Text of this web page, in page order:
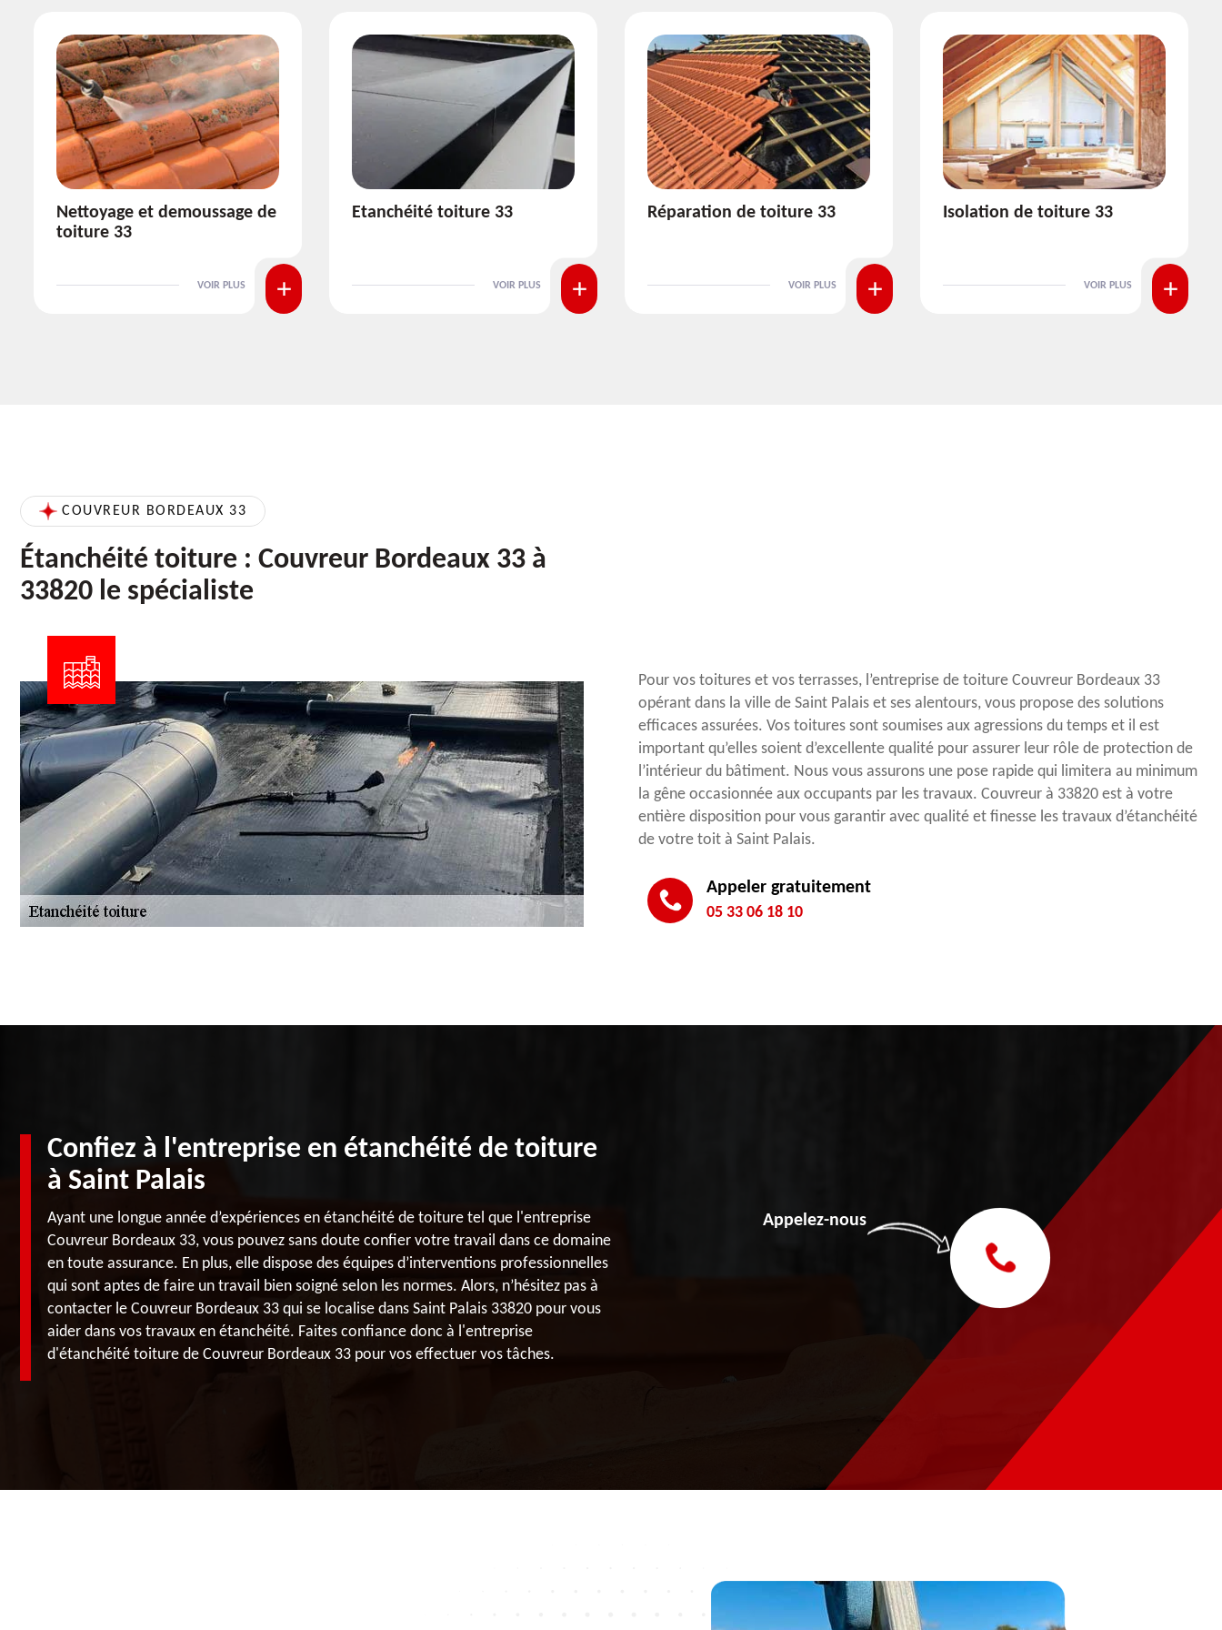
Etanchéité toiture 33
VOIR PLUS
Réparation de toiture 33
VOIR PLUS
Isolation de toiture 33
VOIR PLUS
Pose et nettoyage de
VOIR PLUS
COUVREUR BORDEAUX 33
Étanchéité toiture : Couvreur Bordeaux 33 à
33820 le spécialiste
Pour vos toitures et vos terrasses, l’entreprise de toiture Couvreur Bordeaux 33
opérant dans la ville de Saint Palais et ses alentours, vous propose des solutions
efficaces assurées. Vos toitures sont soumises aux agressions du temps et il est
important qu’elles soient d’excellente qualité pour assurer leur rôle de protection de
l’intérieur du bâtiment. Nous vous assurons une pose rapide qui limitera au minimum
la gêne occasionnée aux occupants par les travaux. Couvreur à 33820 est à votre
entière disposition pour vous garantir avec qualité et finesse les travaux d’étanchéité
de votre toit à Saint Palais.
Appeler gratuitement
05 33 06 18 10
Confiez à l'entreprise en étanchéité de toiture
à Saint Palais
Ayant une longue année d’expériences en étanchéité de toiture tel que l'entreprise
Couvreur Bordeaux 33, vous pouvez sans doute confier votre travail dans ce domaine
en toute assurance. En plus, elle dispose des équipes d’interventions professionnelles
qui sont aptes de faire un travail bien soigné selon les normes. Alors, n’hésitez pas à
contacter le Couvreur Bordeaux 33 qui se localise dans Saint Palais 33820 pour vous
aider dans vos travaux en étanchéité. Faites confiance donc à l'entreprise
d'étanchéité toiture de Couvreur Bordeaux 33 pour vos effectuer vos tâches.
Appelez-nous